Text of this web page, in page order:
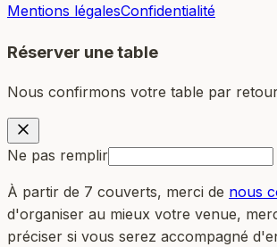
Mentions légalesConfidentialité
Réserver une table
Nous confirmons votre table par
Ne pas remplir
À partir de 7 couverts, merci de nous
d'organiser au mieux votre venue,
préciser si vous serez accompagné